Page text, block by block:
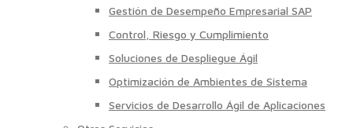
Gestión de Desempeño Empresarial SAP
Control, Riesgo y Cumplimiento
Soluciones de Despliegue Ágil
Optimización de Ambientes de Sistema
Servicios de Desarrollo Ágil de Aplicaciones